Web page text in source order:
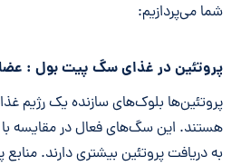
شما می‌پردازیم:
پروتئین در غذای سگ پیت بول :
پروتئین‌ها بلوک‌های سازنده یک رژیم
هستند. این سگ‌های فعال در مقایسه با
به دریافت پروتئین بیشتری دارند. منابع